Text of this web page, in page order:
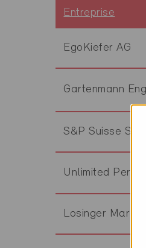
Entreprise
EgoKiefer AG
Gartenmann
S&P Suisse SA
Unlimited
Losinger